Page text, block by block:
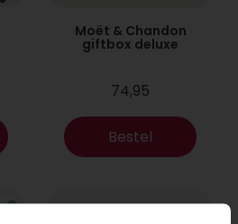
Moët & Chandon
giftbox deluxe
74,95
Bestel